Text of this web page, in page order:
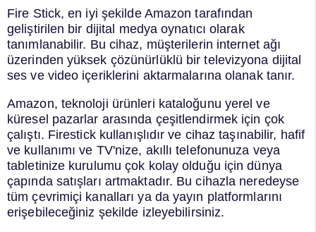
Fire Stick, en iyi şekilde Amazon tarafından
geliştirilen bir dijital medya oynatıcı olarak
tanımlanabilir. Bu cihaz, müşterilerin internet ağı
üzerinden yüksek çözünürlüklü bir televizyona dijital
ses ve video içeriklerini aktarmalarına olanak tanır.
Amazon, teknoloji ürünleri kataloğunu yerel ve
küresel pazarlar arasında çeşitlendirmek için çok
çalıştı. Firestick kullanışlıdır ve cihaz taşınabilir, hafif
ve kullanımı ve TV'nize, akıllı telefonunuza veya
tabletinize kurulumu çok kolay olduğu için dünya
çapında satışları artmaktadır. Bu cihazla neredeyse
tüm çevrimiçi kanalları ya da yayın platformlarını
erişebileceğiniz şekilde izleyebilirsiniz.